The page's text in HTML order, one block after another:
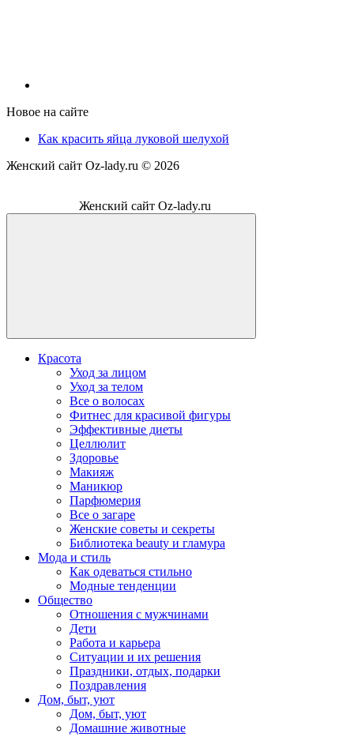
Новое на сайте
Как красить яйца луковой шелухой
Женский сайт Oz-lady.ru © 2026
Женский сайт Oz-lady.ru
Красота
Уход за лицом
Уход за телом
Все о волосах
Фитнес для красивой фигуры
Эффективные диеты
Целлюлит
Здоровье
Макияж
Маникюр
Парфюмерия
Все о загаре
Женские советы и секреты
Библиотека beauty и гламура
Мода и стиль
Как одеваться стильно
Модные тенденции
Общество
Отношения с мужчинами
Дети
Работа и карьера
Ситуации и их решения
Праздники, отдых, подарки
Поздравления
Дом, быт, уют
Дом, быт, уют
Домашние животные